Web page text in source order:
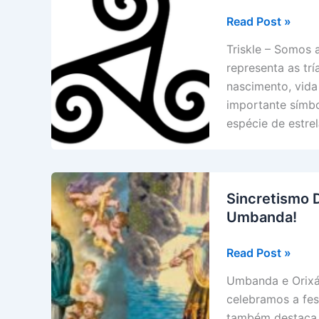
Triskle
Somos
alunos
da
mãe
natureza.
Read Post »
Triskle – Somos
representa as
nascimento,
importante
espécie de
Sincretismo
Umbanda!
Sincretismo
Nossa
Senhora
Read Post »
Umbanda e
celebramos a